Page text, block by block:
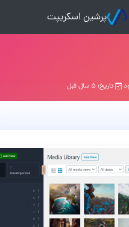
پرشین اسکریپت
تاریخ: ۵ سال قبل